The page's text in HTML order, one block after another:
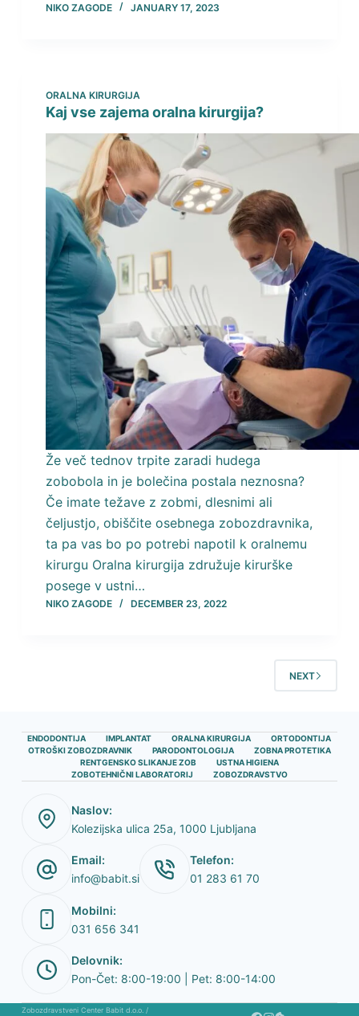
NIKO ZAGODE JANUARY 17, 2023
ORALNA KIRURGIJA
Kaj vse zajema oralna kirurgija?
Že več tednov trpite zaradi hudega
zobobola in je bolečina postala neznosna?
Če imate težave z zobmi, dlesnimi ali
čeljustjo, obiščite osebnega zobozdravnika,
ta pa vas bo po potrebi napotil k oralnemu
kirurgu Oralna kirurgija združuje kirurške
posege v ustni…
NIKO ZAGODE DECEMBER 23, 2022
NEXT
ENDODONTIJA IMPLANTAT ORALNA KIRURGIJA
ORTODONTIJA
OTROŠKI ZOBOZDRAVNIK
PARODONTOLOGIJA
ZOBNA PROTETIKA
RENTGENSKO SLIKANJE ZOB
USTNA HIGIENA
ZOBOTEHNIČNI LABORATORIJ
ZOBOZDRAVSTVO
Naslov:
Kolezijska ulica 25a, 1000 Ljubljana
Email:
info@babit.si
Telefon:
01 283 61 70
Mobilni:
031 656 341
Delovnik:
Pon-Čet: 8:00-19:00 | Pet: 8:00-14:00
Zobozdravstveni Center Babit d.o.o./